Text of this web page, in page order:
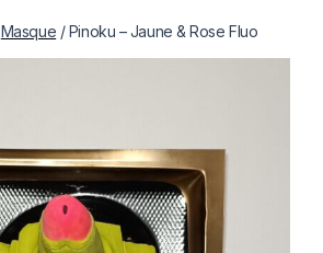
Masque / Pinoku – Jaune & Rose Fluo